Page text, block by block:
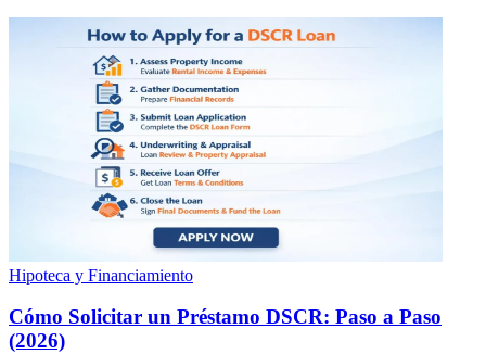
Hipoteca y Financiamiento
Cómo Solicitar un Préstamo DSCR: Paso a Paso
(2026)